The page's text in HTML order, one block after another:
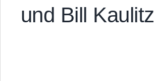
und Bill Kaulitz